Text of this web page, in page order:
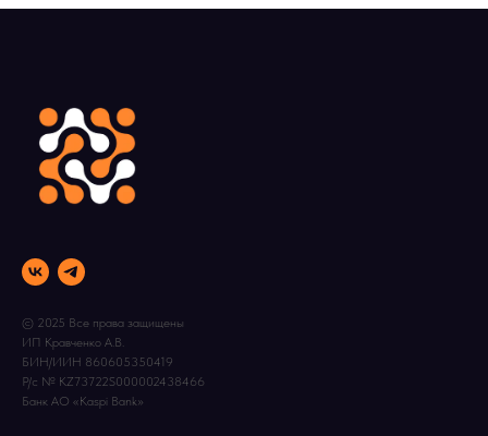
© 2025 Все права защищены
ИП Кравченко А.В.
БИН/ИИН 860605350419
Р/с № KZ73722S000002438466
Банк АО «Kaspi Bank»